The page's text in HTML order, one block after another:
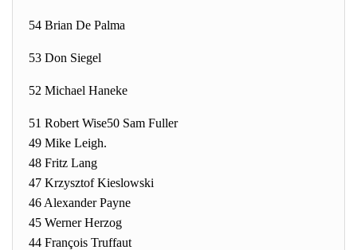
54 Brian De Palma
53 Don Siegel
52 Michael Haneke
51 Robert Wise50 Sam Fuller
49 Mike Leigh.
48 Fritz Lang
47 Krzysztof Kieslowski
46 Alexander Payne
45 Werner Herzog
44 François Truffaut